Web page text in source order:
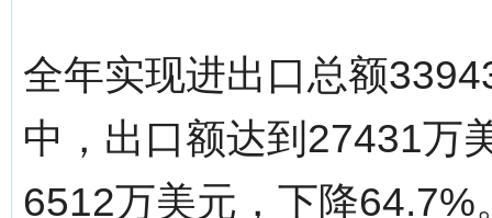
全年实现进出口总额
中，出口额达到27431万
6512万美元，下降64.7%